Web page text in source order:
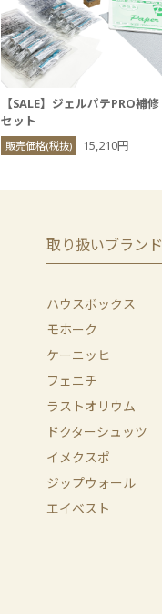
【SALE】ジェルパテPRO補修
セット
販売価格(税抜) 15,210円
取り扱いブランド
ハウスボックス
モホーク
ケーニッヒ
フェニチ
ラストオリウム
ドクターシュッツ
イメクスポ
ジップウォール
エイベスト